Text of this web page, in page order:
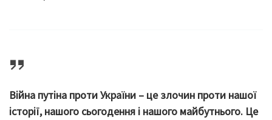
Війна путіна проти України – це злочин проти нашої
історії, нашого сьогодення і нашого майбутнього. Це